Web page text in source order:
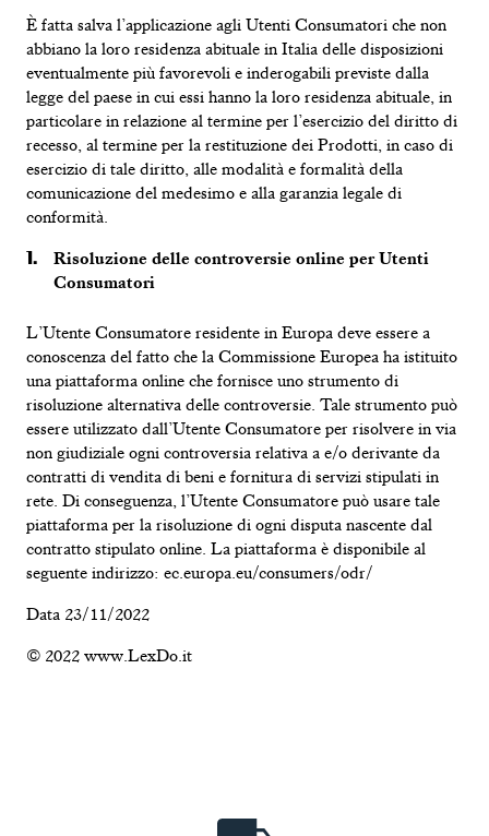
È fatta salva l’applicazione agli Utenti Consumatori che non
abbiano la loro residenza abituale in Italia delle disposizioni
eventualmente più favorevoli e inderogabili previste dalla
legge del paese in cui essi hanno la loro residenza abituale, in
particolare in relazione al termine per l’esercizio del diritto di
recesso, al termine per la restituzione dei Prodotti, in caso di
esercizio di tale diritto, alle modalità e formalità della
comunicazione del medesimo e alla garanzia legale di
conformità.
Risoluzione delle controversie online per Utenti
Consumatori
L’Utente Consumatore residente in Europa deve essere a
conoscenza del fatto che la Commissione Europea ha istituito
una piattaforma online che fornisce uno strumento di
risoluzione alternativa delle controversie. Tale strumento può
essere utilizzato dall’Utente Consumatore per risolvere in via
non giudiziale ogni controversia relativa a e/o derivante da
contratti di vendita di beni e fornitura di servizi stipulati in
rete. Di conseguenza, l’Utente Consumatore può usare tale
piattaforma per la risoluzione di ogni disputa nascente dal
contratto stipulato online. La piattaforma è disponibile al
seguente indirizzo: ec.europa.eu/consumers/odr/
Data 23/11/2022
© 2022 www.LexDo.it